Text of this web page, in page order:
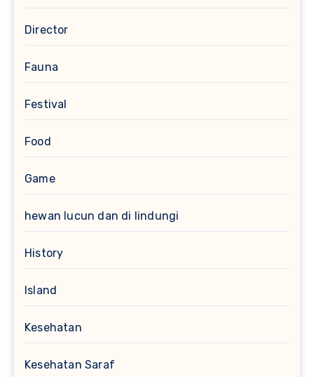
Director
Fauna
Festival
Food
Game
hewan lucun dan di lindungi
History
Island
Kesehatan
Kesehatan Saraf